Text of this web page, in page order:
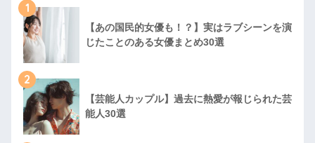
1
【あの国民的女優も！？】実はラブシーンを演
じたことのある女優まとめ30選
2
【芸能人カップル】過去に熱愛が報じられた芸
能人30選